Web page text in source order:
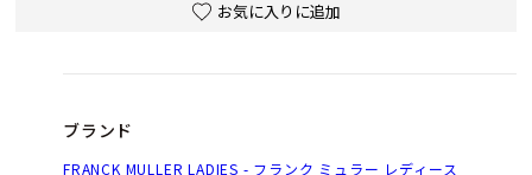
お気に入りに追加
ブランド
FRANCK MULLER LADIES - フランク ミュラー レディース